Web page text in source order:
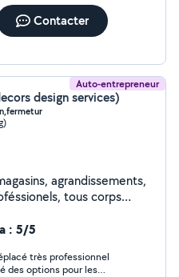
Contacter
Auto-entrepreneur
design services)
agrandissements,
tous corps
: 5/5
très professionnel
des options pour les